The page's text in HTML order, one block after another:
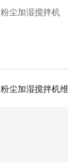
粉尘加湿搅拌机